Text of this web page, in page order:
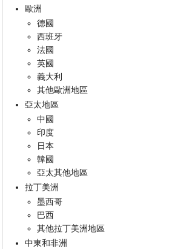
歐洲
德國
西班牙
法國
英國
義大利
其他歐洲地區
亞太地區
中國
印度
日本
韓國
亞太其他地區
拉丁美洲
墨西哥
巴西
其他拉丁美洲地區
中東和非洲